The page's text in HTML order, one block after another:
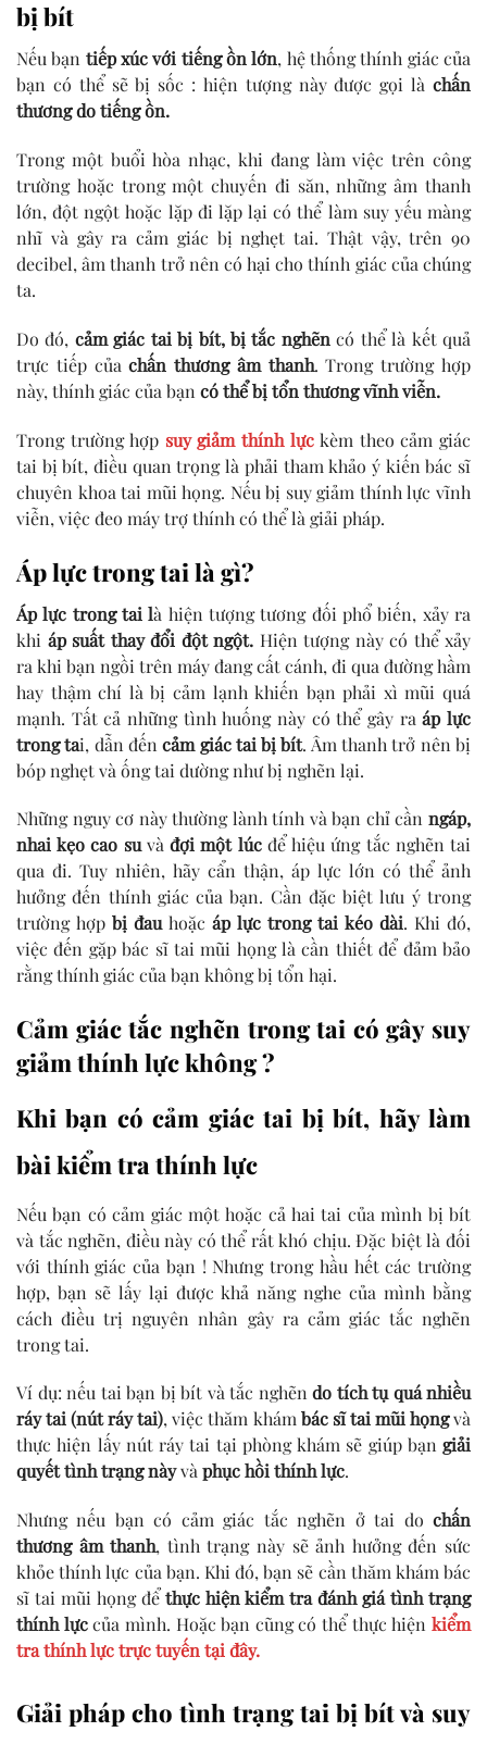
bị bít
Nếu bạn tiếp xúc với tiếng ồn lớn, hệ thống thính giác của
bạn có thể sẽ bị sốc : hiện tượng này được gọi là chấn
thương do tiếng ồn.
Trong một buổi hòa nhạc, khi đang làm việc trên công
trường hoặc trong một chuyến đi săn, những âm thanh
lớn, đột ngột hoặc lặp đi lặp lại có thể làm suy yếu màng
nhĩ và gây ra cảm giác bị nghẹt tai. Thật vậy, trên 90
decibel, âm thanh trở nên có hại cho thính giác của chúng
ta.
Do đó, cảm giác tai bị bít, bị tắc nghẽn có thể là kết quả
trực tiếp củachấn thương âm thanh. Trong trường hợp
này, thính giác của bạn có thể bị tổn thương vĩnh viễn.
Trong trường hợp suy giảm thính lựckèm theo cảm giác
tai bị bít, điều quan trọng là phải tham khảo ý kiến ​​bác sĩ
chuyên khoa tai mũi họng. Nếu bị suy giảm thính lực vĩnh
viễn, việc đeo máy trợ thính có thể là giải pháp.
Áp lực trong tai là gì?
Áp lực trong tai là hiện tượng tương đối phổ biến, xảy ra
khi áp suất thay đổi đột ngột. Hiện tượng này có thể xảy
ra khi bạn ngồi trên máy đang cất cánh, đi qua đường hầm
hay thậm chí là bị cảm lạnh khiến bạn phải xì mũi quá
mạnh. Tất cả những tình huống này có thể gây raáp lực
trong tai, dẫn đếncảm giác tai bị bít. Âm thanh trở nên bị
bóp nghẹt và ống tai dường như bị nghẽn lại.
Những nguy cơ này thường lành tính và bạn chỉ cần ngáp,
nhai kẹo cao suvàđợi một lúcđể hiệu ứng tắc nghẽn tai
qua đi. Tuy nhiên, hãy cẩn thận, áp lực lớn có thể ảnh
hưởng đến thính giác của bạn. Cần đặc biệt lưu ý trong
trường hợp bị đauhoặc áp lực trong tai kéo dài. Khi đó,
việc đến gặp bác sĩ tai mũi họng là cần thiết để đảm bảo
rằng thính giác của bạn không bị tổn hại.
Cảm giác tắc nghẽn trong tai có gây suy
giảm thính lực không ?
Khi bạn có cảm giác tai bị bít, hãy làm
bài kiểm tra thính lực
Nếu bạn có cảm giác một hoặc cả hai tai của mình bị bít
và tắc nghẽn, điều này có thể rất khó chịu. Đặc biệt là đối
với thính giác của bạn ! Nhưng trong hầu hết các trường
hợp, bạn sẽ lấy lại được khả năng nghe của mình bằng
cách điều trị nguyên nhân gây ra cảm giác tắc nghẽn
trong tai.
Ví dụ: nếu tai bạn bị bít và tắc nghẽndo tích tụ quá nhiều
ráy tai (nút ráy tai), việc thăm khámbác sĩ tai mũi họngvà
thực hiện lấy nút ráy tai tại phòng khám sẽ giúp bạn giải
quyết tình trạng nàyvàphục hồi thính lực.
Nhưng nếu bạn có cảm giác tắc nghẽn ở tai do chấn
thương âm thanh, tình trạng này sẽ ảnh hưởng đến sức
khỏe thính lực của bạn. Khi đó, bạn sẽ cần thăm khám bác
sĩ tai mũi họng đểthực hiện kiểm tra đánh giá tình trạng
thính lựccủa mình. Hoặc bạn cũng có thể thực hiệnkiểm
tra thính lực trực tuyến tại đây.
Giải pháp cho tình trạng tai bị bít và suy